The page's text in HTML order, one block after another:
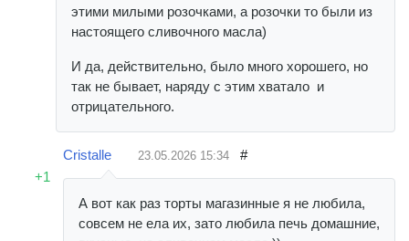
этими милыми розочками, а розочки то были из
настоящего сливочного масла)
И да, действительно, было много хорошего, но
так не бывает, наряду с этим хватало и
отрицательного.
+1
Cristalle 23.05.2026 15:34 #
А вот как раз торты магазинные я не любила,
совсем не ела их, зато любила печь домашние,